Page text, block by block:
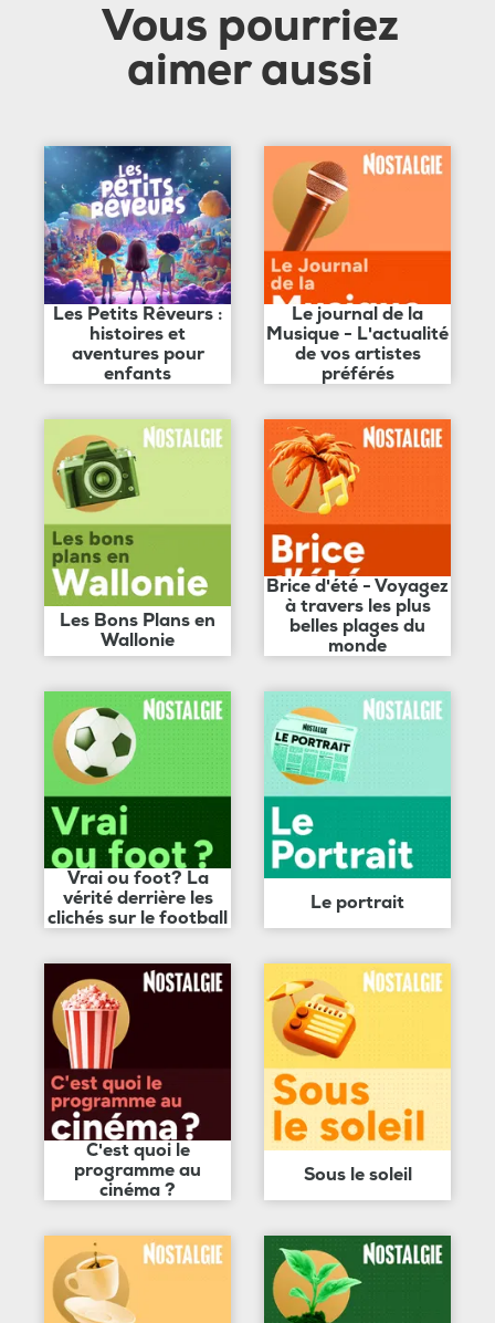
Vous pourriez
aimer aussi
Les Petits Rêveurs :
histoires et
aventures pour
enfants
Le journal de la
Musique - L'actualité
de vos artistes
préférés
Les Bons Plans en
Wallonie
Brice d'été - Voyagez
à travers les plus
belles plages du
monde
Vrai ou foot? La
vérité derrière les
clichés sur le football
Le portrait
C'est quoi le
programme au
cinéma ?
Sous le soleil